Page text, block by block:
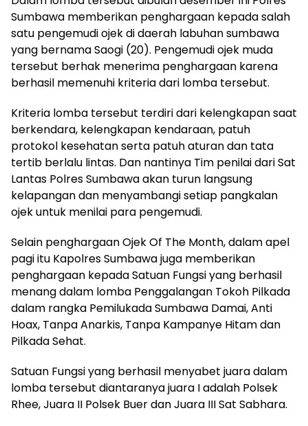
Sumbawa memberikan penghargaan kepada salah
satu pengemudi ojek di daerah labuhan sumbawa
yang bernama Saogi (20). Pengemudi ojek muda
tersebut berhak menerima penghargaan karena
berhasil memenuhi kriteria dari lomba tersebut.
Kriteria lomba tersebut terdiri dari kelengkapan saat
berkendara, kelengkapan kendaraan, patuh
protokol kesehatan serta patuh aturan dan tata
tertib berlalu lintas. Dan nantinya Tim penilai dari Sat
Lantas Polres Sumbawa akan turun langsung
kelapangan dan menyambangi setiap pangkalan
ojek untuk menilai para pengemudi.
Selain penghargaan Ojek Of The Month, dalam apel
pagi itu Kapolres Sumbawa juga memberikan
penghargaan kepada Satuan Fungsi yang berhasil
menang dalam lomba Penggalangan Tokoh Pilkada
dalam rangka Pemilukada Sumbawa Damai, Anti
Hoax, Tanpa Anarkis, Tanpa Kampanye Hitam dan
Pilkada Sehat.
Satuan Fungsi yang berhasil menyabet juara dalam
lomba tersebut diantaranya juara I adalah Polsek
Rhee, Juara II Polsek Buer dan Juara III Sat Sabhara.